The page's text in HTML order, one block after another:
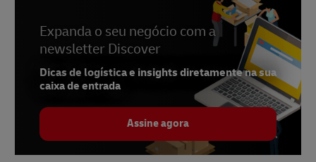
Expanda o seu negócio com a
newsletter Discover
Dicas de logística e insights diretamente na sua
caixa de entrada
Assine agora